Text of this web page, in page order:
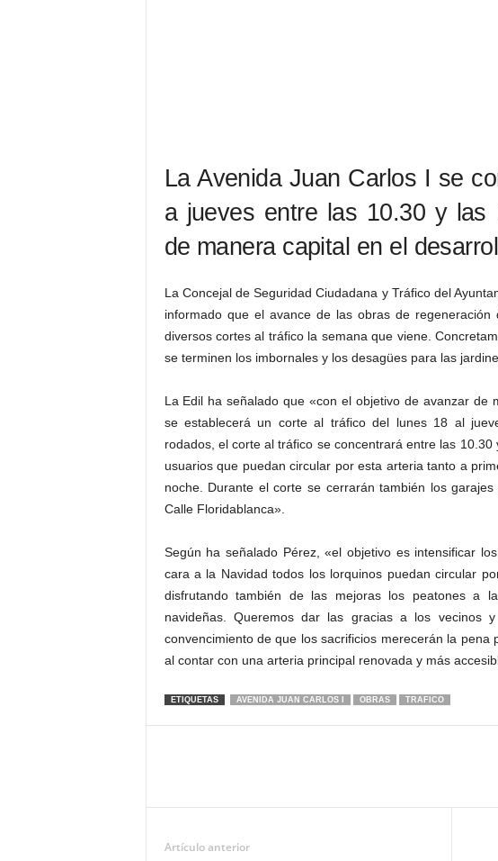
La Avenida Juan Carlos I se
a jueves entre las 10.30 y las
de manera capital en el
La Concejal de Seguridad Ciudadana y Tráfico del
informado que el avance de las obras de
diversos cortes al tráfico la semana que viene.
se terminen los imbornales y los desagües para las
La Edil ha señalado que «con el objetivo de avanzar de
se establecerá un corte al tráfico del lunes 18 al
rodados, el corte al tráfico se concentrará entre las
usuarios que puedan circular por esta arteria tanto a
noche. Durante el corte se cerrarán también los
Calle Floridablanca».
Según ha señalado Pérez, «el objetivo es intensificar
cara a la Navidad todos los lorquinos puedan circular
disfrutando también de las mejoras los peatones a
navideñas. Queremos dar las gracias a los vecinos
convencimiento de que los sacrificios merecerán la
al contar con una arteria principal renovada y más
ETIQUETAS AVENIDA JUAN CARLOS I OBRAS TRAFICO
Artículo anterior